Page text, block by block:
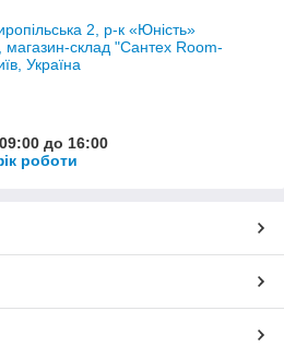
2, р-к «Юність»
склад "Сантех Room-
Україна
до 16:00
роботи